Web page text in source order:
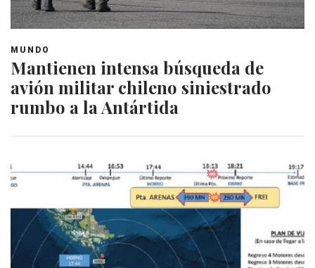
MUNDO
Mantienen intensa búsqueda de
avión militar chileno siniestrado
rumbo a la Antártida